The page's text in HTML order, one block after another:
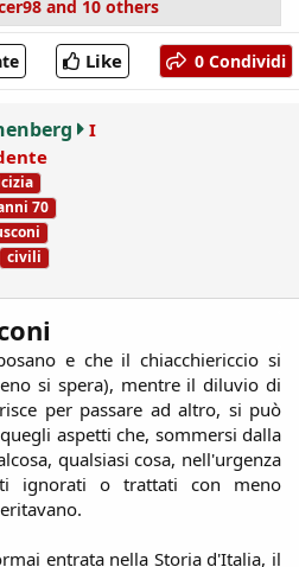
and 10 others
Like 0 Condividi
I
70
civili
e che il chiacchiericcio si
si spera), mentre il diluvio di
per passare ad altro, si può
aspetti che, sommersi dalla
qualsiasi cosa, nell'urgenza
ignorati o trattati con meno
entrata nella Storia d'Italia, il